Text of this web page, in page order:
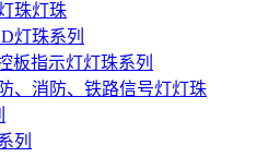
珠灯珠
灯珠系列
板指示灯灯珠系列
、消防、铁路信号灯灯珠
列